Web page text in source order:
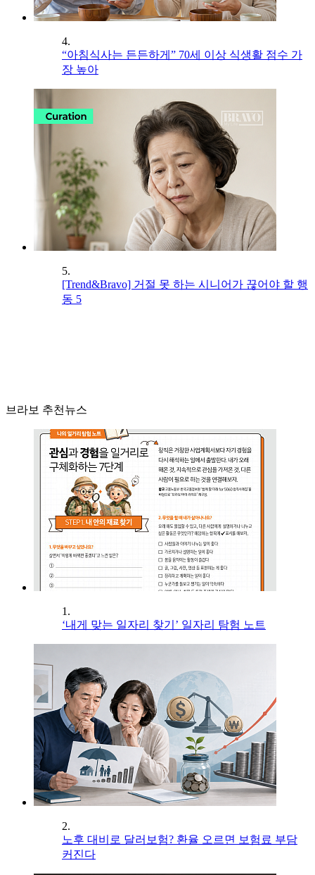
4.
“아침식사는 든든하게” 70세 이상 식생활 점수 가
장 높아
5.
[Trend&Bravo] 거절 못 하는 시니어가 끊어야 할 행
동 5
브라보 추천뉴스
1.
‘내게 맞는 일자리 찾기’ 일자리 탐험 노트
2.
노후 대비로 달러보험? 환율 오르면 보험료 부담
커진다